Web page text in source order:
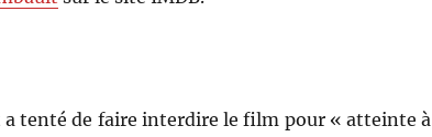
tenté de faire interdire le film pour « atteinte à